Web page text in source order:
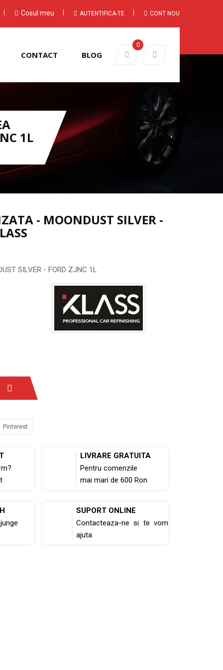
Cosul meu AUTENTIFICA-TE CONT NOU
0
CONTACT BLOG
1L
- MOONDUST SILVER -
SILVER - FORD ZJNC 1L
Pinterest
LIVRARE GRATUITA
Pentru comenzile
mai mari de 600 Ron
SUPORT ONLINE
Contacteaza-ne si te vom
ajuta